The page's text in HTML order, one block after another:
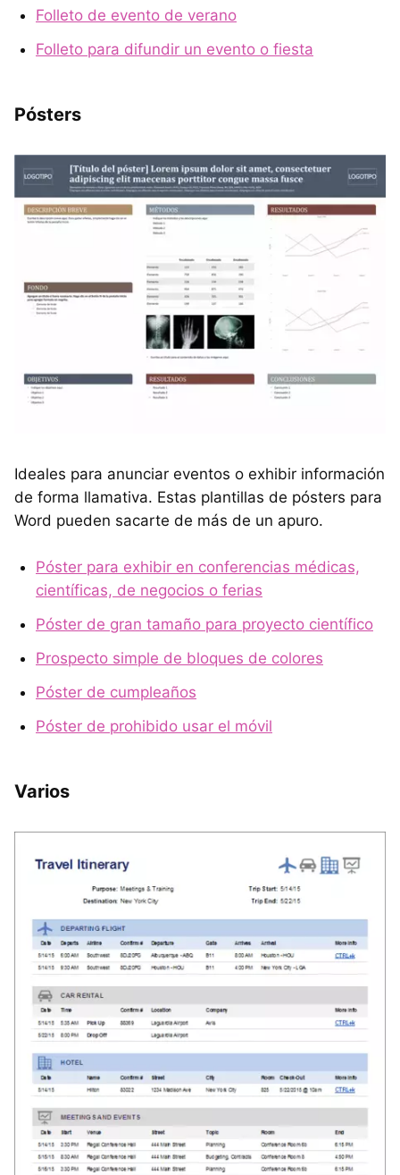
Folleto de evento de verano
Folleto para difundir un evento o fiesta
Pósters
Ideales para anunciar eventos o exhibir información
de forma llamativa. Estas plantillas de pósters para
Word pueden sacarte de más de un apuro.
Póster para exhibir en conferencias médicas,
científicas, de negocios o ferias
Póster de gran tamaño para proyecto científico
Prospecto simple de bloques de colores
Póster de cumpleaños
Póster de prohibido usar el móvil
Varios